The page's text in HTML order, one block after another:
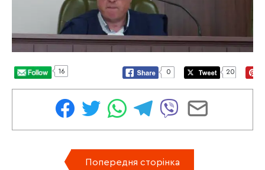
16 0 20
Попередня сторінка